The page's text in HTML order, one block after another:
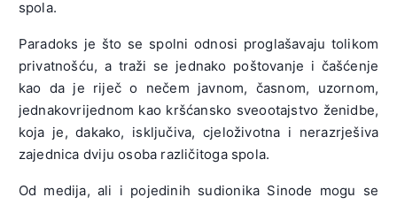
spola.
Paradoks je što se spolni odnosi proglašavaju tolikom
privatnošću, a traži se jednako poštovanje i čašćenje
kao da je riječ o nečem javnom, časnom, uzornom,
jednakovrijednom kao kršćansko sveootajstvo ženidbe,
koja je, dakako, isključiva, cjeloživotna i nerazrješiva
zajednica dviju osoba različitoga spola.
Od medija, ali i pojedinih sudionika Sinode mogu se